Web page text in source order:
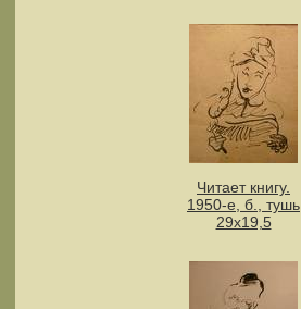
Читает книгу.
1950-е, б., тушь
29х19,5